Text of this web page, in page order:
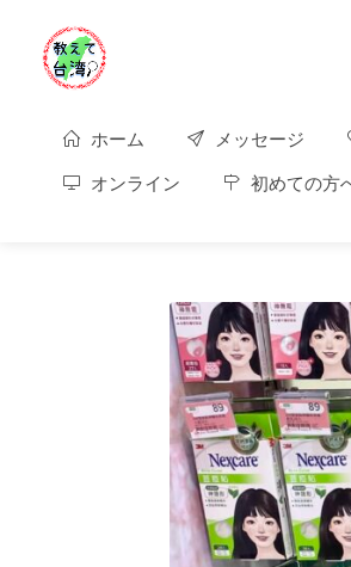
ホーム メッセージ
オンライン 初めての方